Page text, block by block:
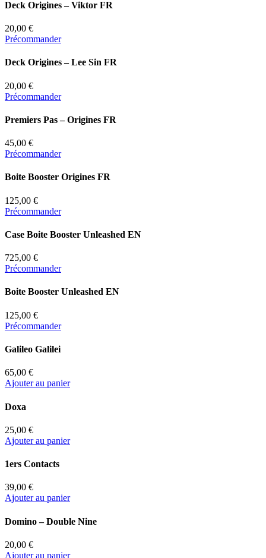
Deck Origines – Viktor FR
20,00 €
Précommander
Deck Origines – Lee Sin FR
20,00 €
Précommander
Premiers Pas – Origines FR
45,00 €
Précommander
Boite Booster Origines FR
125,00 €
Précommander
Case Boite Booster Unleashed EN
725,00 €
Précommander
Boite Booster Unleashed EN
125,00 €
Précommander
Galileo Galilei
65,00 €
Ajouter au panier
Doxa
25,00 €
Ajouter au panier
1ers Contacts
39,00 €
Ajouter au panier
Domino – Double Nine
20,00 €
Ajouter au panier